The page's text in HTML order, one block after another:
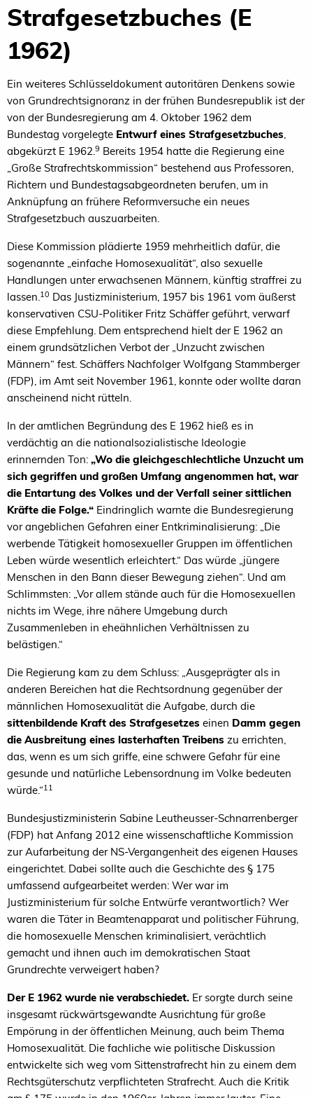
Strafgesetzbuches (E
1962)
Ein weiteres Schlüsseldokument autoritären Denkens sowie
von Grundrechtsignoranz in der frühen Bundesrepublik ist der
von der Bundesregierung am 4. Oktober 1962 dem
Bundestag vorgelegte Entwurf eines Strafgesetzbuches,
abgekürzt E 1962.9 Bereits 1954 hatte die Regierung eine
„Große Strafrechtskommission“ bestehend aus Professoren,
Richtern und Bundestagsabgeordneten berufen, um in
Anknüpfung an frühere Reformversuche ein neues
Strafgesetzbuch auszuarbeiten.
Diese Kommission plädierte 1959 mehrheitlich dafür, die
sogenannte „einfache Homosexualität“, also sexuelle
Handlungen unter erwachsenen Männern, künftig straffrei zu
lassen.10 Das Justizministerium, 1957 bis 1961 vom äußerst
konservativen CSU-Politiker Fritz Schäffer geführt, verwarf
diese Empfehlung. Dem entsprechend hielt der E 1962 an
einem grundsätzlichen Verbot der „Unzucht zwischen
Männern“ fest. Schäffers Nachfolger Wolfgang Stammberger
(FDP), im Amt seit November 1961, konnte oder wollte daran
anscheinend nicht rütteln.
In der amtlichen Begründung des E 1962 hieß es in
verdächtig an die nationalsozialistische Ideologie
erinnernden Ton: „Wo die gleichgeschlechtliche Unzucht um
sich gegriffen und großen Umfang angenommen hat, war
die Entartung des Volkes und der Verfall seiner sittlichen
Kräfte die Folge.“ Eindringlich warnte die Bundesregierung
vor angeblichen Gefahren einer Entkriminalisierung: „Die
werbende Tätigkeit homosexueller Gruppen im öffentlichen
Leben würde wesentlich erleichtert.“ Das würde „jüngere
Menschen in den Bann dieser Bewegung ziehen“. Und am
Schlimmsten: „Vor allem stände auch für die Homosexuellen
nichts im Wege, ihre nähere Umgebung durch
Zusammenleben in eheähnlichen Verhältnissen zu
belästigen.“
Die Regierung kam zu dem Schluss: „Ausgeprägter als in
anderen Bereichen hat die Rechtsordnung gegenüber der
männlichen Homosexualität die Aufgabe, durch die
sittenbildende Kraft des Strafgesetzes einen Damm gegen
die Ausbreitung eines lasterhaften Treibens zu errichten,
das, wenn es um sich griffe, eine schwere Gefahr für eine
gesunde und natürliche Lebensordnung im Volke bedeuten
würde.“11
Bundesjustizministerin Sabine Leutheusser-Schnarrenberger
(FDP) hat Anfang 2012 eine wissenschaftliche Kommission
zur Aufarbeitung der NS-Vergangenheit des eigenen Hauses
eingerichtet. Dabei sollte auch die Geschichte des § 175
umfassend aufgearbeitet werden: Wer war im
Justizministerium für solche Entwürfe verantwortlich? Wer
waren die Täter in Beamtenapparat und politischer Führung,
die homosexuelle Menschen kriminalisiert, verächtlich
gemacht und ihnen auch im demokratischen Staat
Grundrechte verweigert haben?
Der E 1962 wurde nie verabschiedet. Er sorgte durch seine
insgesamt rückwärtsgewandte Ausrichtung für große
Empörung in der öffentlichen Meinung, auch beim Thema
Homosexualität. Die fachliche wie politische Diskussion
entwickelte sich weg vom Sittenstrafrecht hin zu einem dem
Rechtsgüterschutz verpflichteten Strafrecht. Auch die Kritik